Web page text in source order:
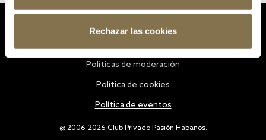
Rechazar las cookies
@ 2006-2026 Club Privado Pasión Habanos.
Políticas de moderación
Política de cookies
Política de eventos